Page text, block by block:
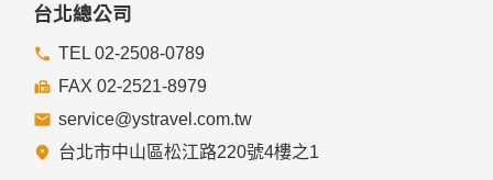
台北總公司
TEL 02-2508-0789
FAX 02-2521-8979
service@ystravel.com.tw
台北市中山區松江路220號4樓之1